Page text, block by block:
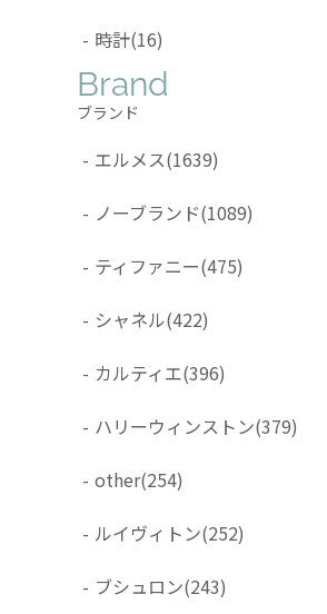
- 時計(16)
Brand
ブランド
- エルメス(1639)
- ノーブランド(1089)
- ティファニー(475)
- シャネル(422)
- カルティエ(396)
- ハリーウィンストン(379)
- other(254)
- ルイヴィトン(252)
- ブシュロン(243)